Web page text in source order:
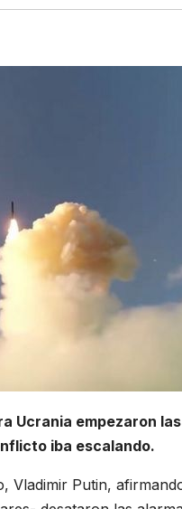
Ucrania empezaron
iba escalando.
Vladimir Putin,